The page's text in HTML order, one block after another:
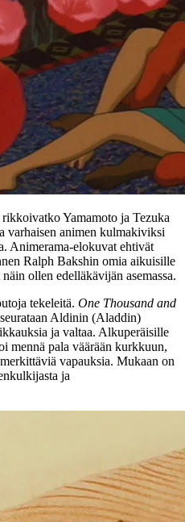
Yamamoto ja Tezuka
varhaisen animen kulmakiviksi
Animerama-elokuvat ehtivät
Ralph Bakshin omia aikuisille
ollen edelläkävijän asemassa.
tekeleitä. One Thousand and
seurataan Aldinin (Aladdin)
ja valtaa. Alkuperäisille
mennä pala väärään kurkkuun,
vapauksia. Mukaan on
ja